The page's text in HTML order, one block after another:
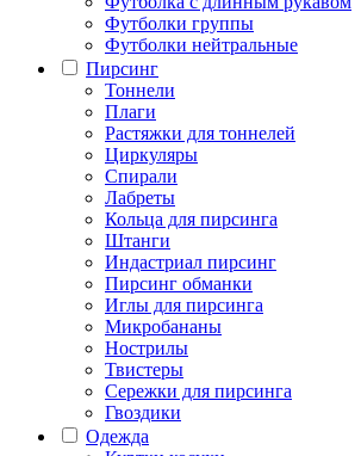
Футболки группы
Футболки нейтральные
Пирсинг
Тоннели
Плаги
Растяжки для тоннелей
Циркуляры
Спирали
Лабреты
Кольца для пирсинга
Штанги
Индастриал пирсинг
Пирсинг обманки
Иглы для пирсинга
Микробананы
Нострилы
Твистеры
Сережки для пирсинга
Гвоздики
Одежда